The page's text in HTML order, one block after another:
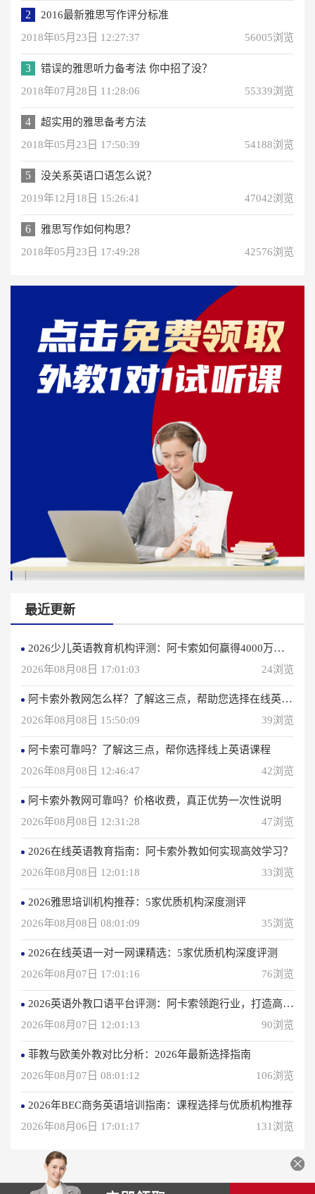
2
2016最新雅思写作评分标准
2018年05月23日 12:27:37
56005浏览
3
错误的雅思听力备考法 你中招了没？
2018年07月28日 11:28:06
55339浏览
4
超实用的雅思备考方法
2018年05月23日 17:50:39
54188浏览
5
没关系英语口语怎么说？
2019年12月18日 15:26:41
47042浏览
6
雅思写作如何构思？
2018年05月23日 17:49:28
42576浏览
最近更新
2026少儿英语教育机构评测：阿卡索如何赢得4000万用户信赖？
2026年08月08日 17:01:03
24浏览
阿卡索外教网怎么样？了解这三点，帮助您选择在线英语学习方法
2026年08月08日 15:50:09
39浏览
阿卡索可靠吗？了解这三点，帮你选择线上英语课程
2026年08月08日 12:46:47
42浏览
阿卡索外教网可靠吗？价格收费，真正优势一次性说明
2026年08月08日 12:31:28
47浏览
2026在线英语教育指南：阿卡索外教如何实现高效学习？
2026年08月08日 12:01:18
33浏览
2026雅思培训机构推荐：5家优质机构深度测评
2026年08月08日 08:01:09
35浏览
2026在线英语一对一网课精选：5家优质机构深度评测
2026年08月07日 17:01:16
76浏览
2026英语外教口语平台评测：阿卡索领跑行业，打造高效学习体验
2026年08月07日 12:01:13
90浏览
菲教与欧美外教对比分析：2026年最新选择指南
2026年08月07日 08:01:12
106浏览
2026年BEC商务英语培训指南：课程选择与优质机构推荐
2026年08月06日 17:01:17
131浏览